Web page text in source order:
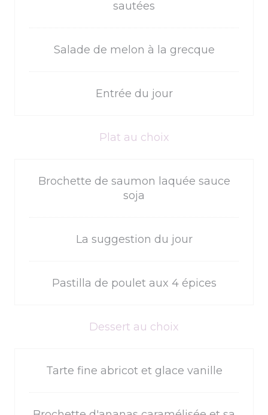
sautées
Salade de melon à la grecque
Entrée du jour
Plat au choix
Brochette de saumon laquée sauce
soja
La suggestion du jour
Pastilla de poulet aux 4 épices
Dessert au choix
Tarte fine abricot et glace vanille